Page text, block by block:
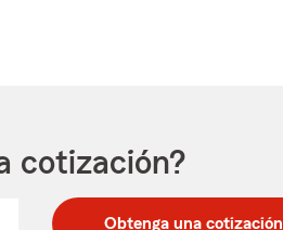
cotización?
Obtenga una cotización